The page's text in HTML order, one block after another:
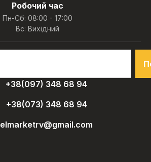
Робочий час
Пн-Сб: 08:00 - 17:00
Вс: Вихідний
+38(097) 348 68 94
+38(073) 348 68 94
elmarketrv@gmail.com